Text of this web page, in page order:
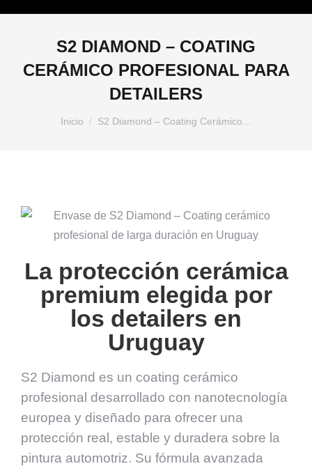
S2 DIAMOND – COATING
CERÁMICO PROFESIONAL PARA
DETAILERS
Estás aquí:
Inicio S2 Diamond – Coating Cerámico…
La protección cerámica
premium elegida por
los detailers en
Uruguay
S2 Diamond es un coating cerámico
profesional desarrollado con nanotecnología
europea y diseñado para ofrecer una
protección real, estable y duradera sobre la
pintura automotriz. Su fórmula avanzada